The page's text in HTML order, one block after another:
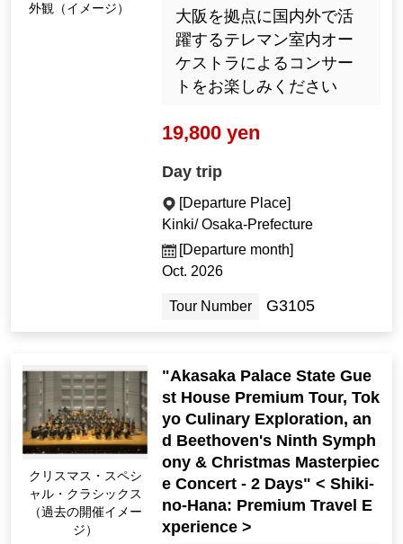
外観（イメージ）
大阪を拠点に国内外で活
躍するテレマン室内オー
ケストラによるコンサー
トをお楽しみください
19,800 yen
Day trip
[Departure Place]
Kinki/ Osaka-Prefecture
[Departure month]
Oct. 2026
Tour Number G3105
クリスマス・スペシ
ャル・クラシックス
（過去の開催イメー
ジ）
"Akasaka Palace State Gue
st House Premium Tour, Tok
yo Culinary Exploration, an
d Beethoven's Ninth Symph
ony & Christmas Masterpiec
e Concert - 2 Days" < Shiki-
no-Hana: Premium Travel E
xperience >